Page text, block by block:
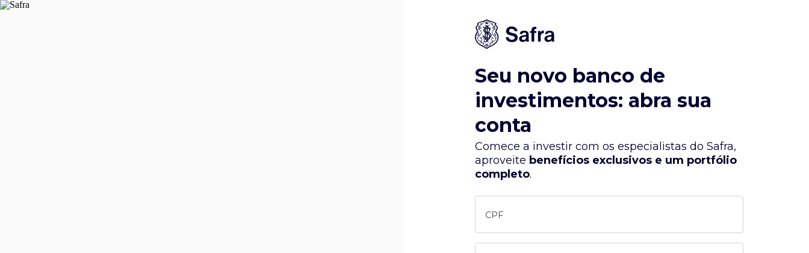
Seu novo banco de
investimentos: abra sua
conta
Comece a investir com os especialistas do Safra,
aproveite benefícios exclusivos e um portfólio
completo.
CPF